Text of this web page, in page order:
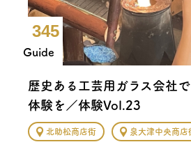
Guide
345
歴史ある工芸用ガラス会社
体験を／体験Vol.23
北助松商店街 泉大津中央商店